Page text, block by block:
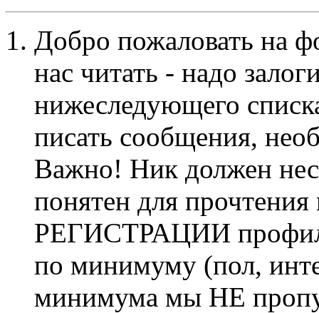
Добро пожаловать на
нас читать - надо
нижеследующего
писать сообщения,
Важно! Ник должен
понятен для
РЕГИСТРАЦИИ профиль
по минимуму (пол,
минимума мы НЕ